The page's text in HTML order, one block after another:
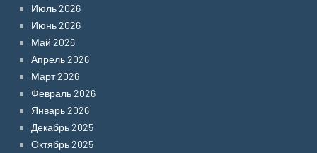
Июль 2026
Июнь 2026
Май 2026
Апрель 2026
Март 2026
Февраль 2026
Январь 2026
Декабрь 2025
Октябрь 2025